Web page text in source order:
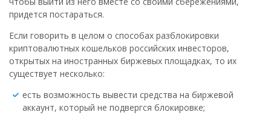
придется постараться.
Если говорить в целом о способах разблокировки
криптовалютных кошельков российских инвесторов,
открытых на иностранных биржевых площадках, то их
существует несколько:
есть возможность вывести средства на биржевой
аккаунт, который не подвергся блокировке;